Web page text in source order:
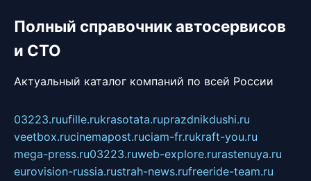
Полный справочник автосервисов
и СТО
Актуальный каталог компаний по всей России
03223.ruufille.rukrasotata.ruprazdnikdushi.ru
veetbox.rucinemapost.ruciam-fr.rukraft-you.ru
mega-press.ru03223.ruweb-explore.rurastenuya.ru
eurovision-russia.rustrah-news.rufreeride-team.ru